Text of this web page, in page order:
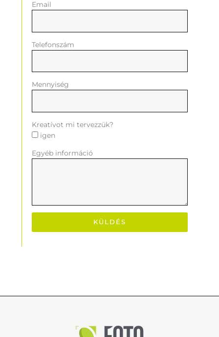
Email
Telefonszám
Mennyiség
Kreatívot mi tervezzük?
igen
Egyéb információ
KÜLDÉS